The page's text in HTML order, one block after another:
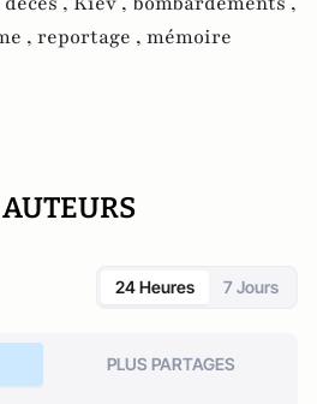
, reportage , mémoire
24 Heures 7 Jours
PLUS PARTAGES